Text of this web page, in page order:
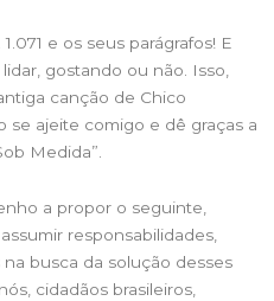
e os seus parágrafos! E
gostando ou não. Isso,
canção de Chico
se ajeite comigo e dê graças a
Medida”.
a propor o seguinte,
responsabilidades,
busca da solução desses
cidadãos brasileiros,